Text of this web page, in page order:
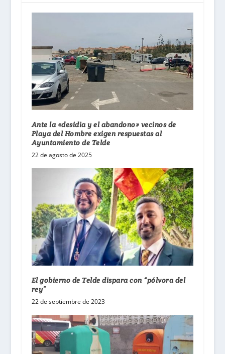
Ante la «desidia y el abandono» vecinos de
Playa del Hombre exigen respuestas al
Ayuntamiento de Telde
22 de agosto de 2025
El gobierno de Telde dispara con “pólvora del
rey”
22 de septiembre de 2023